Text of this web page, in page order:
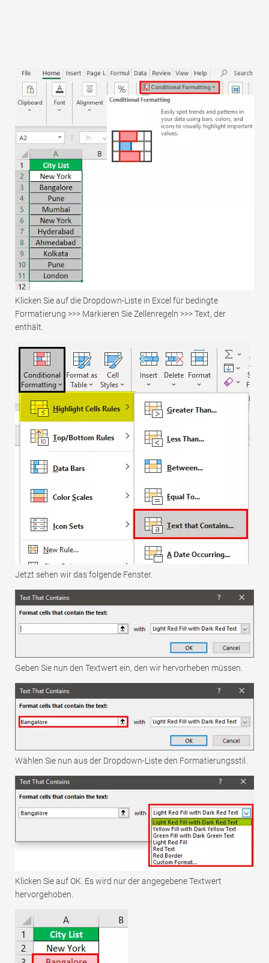
Klicken Sie auf die Dropdown-Liste in Excel für bedingte
Formatierung >>> Markieren Sie Zellenregeln >>> Text, der
enthält.
Jetzt sehen wir das folgende Fenster.
Geben Sie nun den Textwert ein, den wir hervorheben müssen.
Wählen Sie nun aus der Dropdown-Liste den Formatierungsstil.
Klicken Sie auf OK. Es wird nur der angegebene Textwert
hervorgehoben.